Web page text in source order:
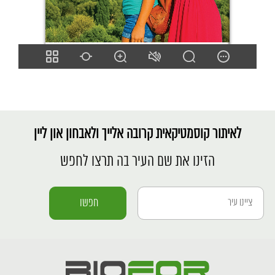
לאיתור קוסמטיקאית קרובה אלייך ולאבחון און ליין
הזינו את שם העיר בה תרצו לחפש